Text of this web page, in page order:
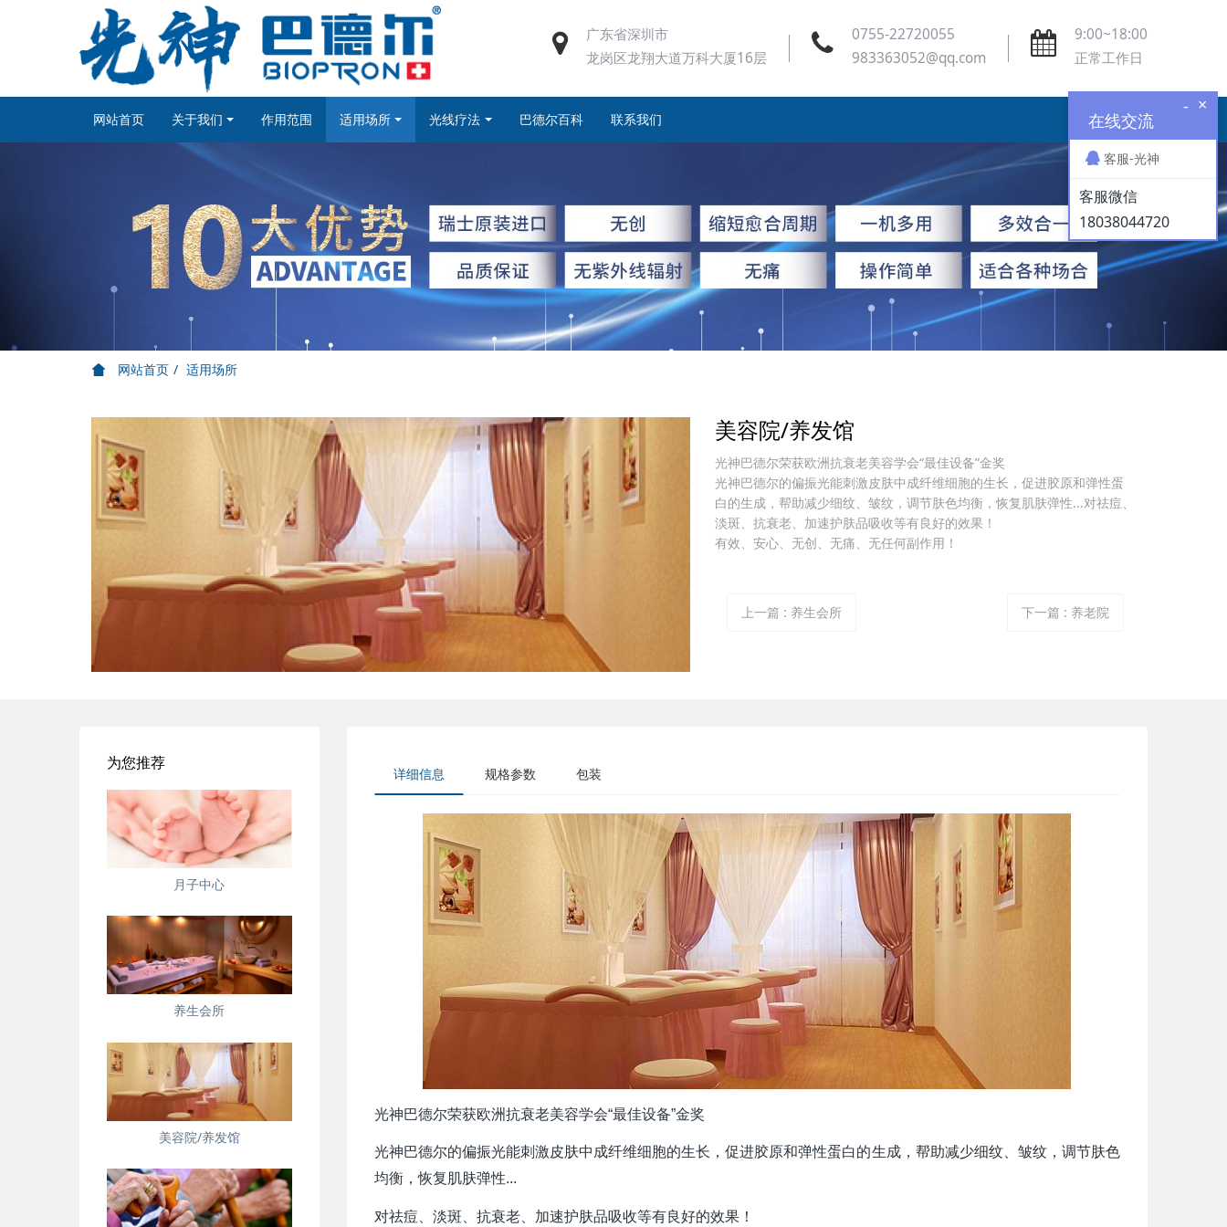
广东省深圳市
龙岗区龙翔大道万科大厦16层
0755-22720055
983363052@qq.com
9:00~18:00
正常工作日
网站首页 关于我们 作用范围 适用场所 光线疗法 巴德尔百科 联系我们
网站首页 适用场所
美容院/养发馆
光神巴德尔荣获欧洲抗衰老美容学会“最佳设备”金奖
光神巴德尔的偏振光能刺激皮肤中成纤维细胞的生长，促进胶原和弹性蛋
白的生成，帮助减少细纹、皱纹，调节肤色均衡，恢复肌肤弹性...对祛痘、
淡斑、抗衰老、加速护肤品吸收等有良好的效果！
有效、安心、无创、无痛、无任何副作用！
上一篇 : 养生会所 下一篇 : 养老院
详细信息 规格参数 包装
光神巴德尔荣获欧洲抗衰老美容学会“最佳设备”金奖
光神巴德尔的偏振光能刺激皮肤中成纤维细胞的生长，促进胶原和弹性蛋白的生成，帮助减少细纹、皱纹，调节肤色
均衡，恢复肌肤弹性...
对祛痘、淡斑、抗衰老、加速护肤品吸收等有良好的效果！
为您推荐
月子中心
养生会所
美容院/养发馆
×
-
在线交流
客服-光神
客服微信
18038044720